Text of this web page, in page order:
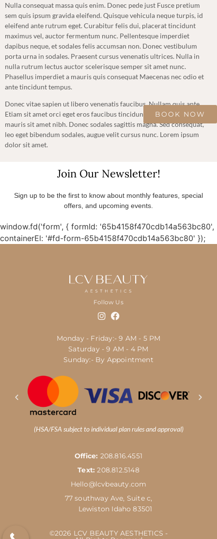
BOOK NOW
Nulla consequat massa quis enim. Donec pede just Fusce pretium
sem quis ipsum gravida eleifend. Quisque vehicula neque turpis, id
eleifend ante rutrum eget. Curabitur felis dui, placerat tincidunt
maximus vel, auctor fermentum nunc. Pellentesque imperdiet
dapibus neque, et sodales felis accumsan non. Donec vestibulum
porta urna in sodales. Praesent cursus venenatis ultrices. Nulla in
nulla rutrum lectus auctor scelerisque semper sit amet nunc.
Phasellus imperdiet a mauris quis consequat Maecenas nec odio et
ante tincidunt tempus.
Donec vitae sapien ut libero venenatis faucibus. Nullam quis ante.
Etiam sit amet orci eget eros faucibus tincidunt. Duis leo. Sed fringilla
mauris sit amet nibh. Donec sodales sagittis magna. Sed consequat,
leo eget bibendum sodales, augue velit cursus nunc. Lorem ipsum
dolor sit amet.
Join Our Newsletter!
Sign up to be the first to know about monthly features, special
offers, and upcoming events.
window.fd('form', { formId: '65b4158f470cdb14a563bc80',
containerEl: '#fd-form-65b4158f470cdb14a563bc80' });
Follow Us
Monday - Friday:- 9 AM - 5 PM
Saturday - 9 AM - 4 PM
Sunday:- By Appointment
(HSA/FSA subject to individual plan rules and approval)
Office: 208.816.4551
Text: 208.812.5148
Hello@lcvbeauty.com
77 southway Ave, Suite c,
Lewiston Idaho 83501
©2026 LCV BEAUTY AESTHETICS -